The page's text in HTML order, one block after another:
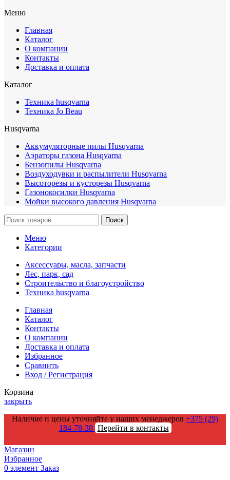
Меню
Главная
Каталог
О компании
Контакты
Доставка и оплата
Каталог
Техника husqvarna
Техника Jo Beau
Husqvarna
Аккумуляторные пилы Husqvarna
Аэраторы газона Husqvarna
Бензопилы Husqvarna
Воздуходувки и распылители Husqvarna
Высоторезы и кусторезы Husqvarna
Газонокосилки Husqvarna
Мойки высокого давления Husqvarna
Поиск
Меню
Категории
Аксессуары, масла, запчасти
Лес, парк, сад
Строительство и благоустройство
Техника husqvarna
Главная
Каталог
Контакты
О компании
Доставка и оплата
Избранное
Сравнить
Вход / Регистрация
Корзина
закрыть
Наличие и цены уточняйте у наших менеджеров +375 (29)
184-78-38 Перейти в контакты
Магазин
Избранное
0 элемент Заказ